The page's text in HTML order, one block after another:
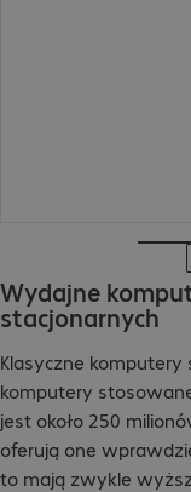
Wydajne
stacjonarnych
Klasyczne
komputery
jest około 250
oferują one
to mają zwykle